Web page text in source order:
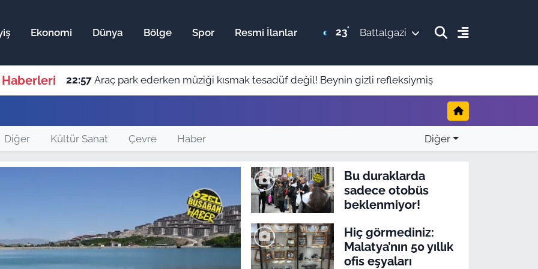
Ekonomi Dünya Bölge Spor Resmi İlanlar 23° Battalgazi
Haberleri 22:57 Araç park ederken müziği kısmak tesadüf değil! Beynin gizli refleksiymiş
Diğer Kültür Sanat Çevre Haber Diğer
Bu duraklarda
sadece otobüs
beklenmiyor!
Hiç görmediniz:
Malatya’nın 50 yıllık
ofis eşyaları